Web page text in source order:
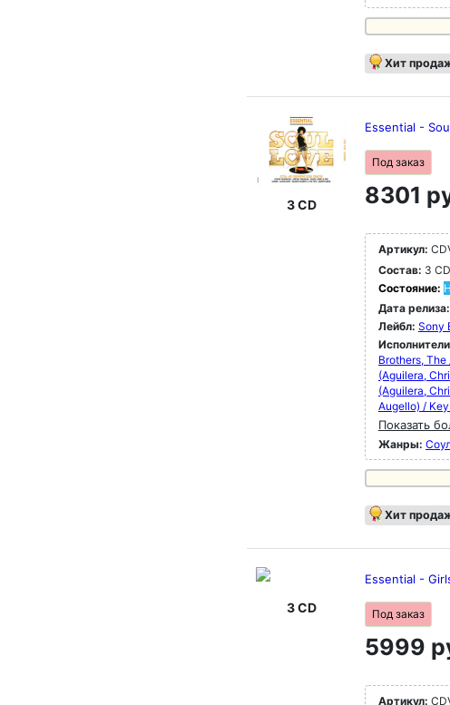
Хит
3 CD
Essential -
Под заказ
8301
Артикул:
Состав: 3 CD
Состояние:
Дата релиза:
Лейбл: Sony
Brothers,
(Aguilera,
(Aguilera,
Augello) /
Показать
Жанры:
Хит
3 CD
Essential -
Под заказ
5999
Артикул: